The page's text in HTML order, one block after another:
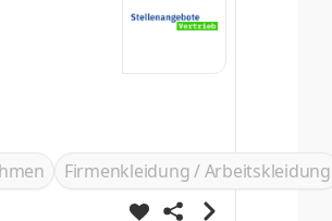
Firmenkleidung / Arbeitskleidung